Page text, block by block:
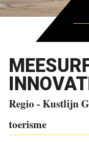
Regio - Kustlijn
toerisme